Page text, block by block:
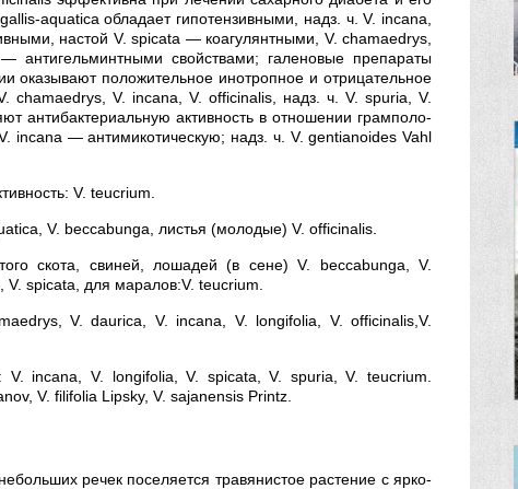
aquatica обладает гипотензивными, надз. ч. V. incana,
настой V. spicata — коагулянтными, V. chamaedrys,
свойствами; галеновые препараты
оказывают положительное инотропное и отрицательное
chamaedrys, V. incana, V. officinalis, надз. ч. V. spuria, V.
антибактериальную активность в отношении грамполо-
incana — антимикотическую; надз. ч. V. gentianoides Vahl
V. teucrium.
V. beccabunga, листья (молодые) V. officinalis.
скота, свиней, лошадей (в сене) V. beccabunga, V.
spicata, для маралов:V. teucrium.
V. daurica, V. incana, V. longifolia, V. officinalis,V.
V. incana, V. longifolia, V. spicata, V. spuria, V. teucrium.
V. filifolia Lipsky, V. sajanensis Printz.
речек поселяется травя­нистое растение с ярко-